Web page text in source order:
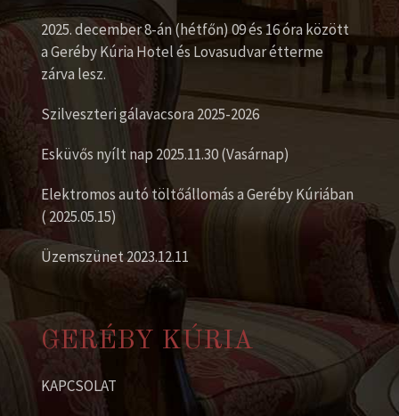
2025. december 8-án (hétfőn) 09 és 16 óra között
a Geréby Kúria Hotel és Lovasudvar étterme
zárva lesz.
Szilveszteri gálavacsora 2025-2026
Esküvős nyílt nap 2025.11.30 (Vasárnap)
Elektromos autó töltőállomás a Geréby Kúriában
( 2025.05.15)
Üzemszünet 2023.12.11
GERÉBY KÚRIA
KAPCSOLAT